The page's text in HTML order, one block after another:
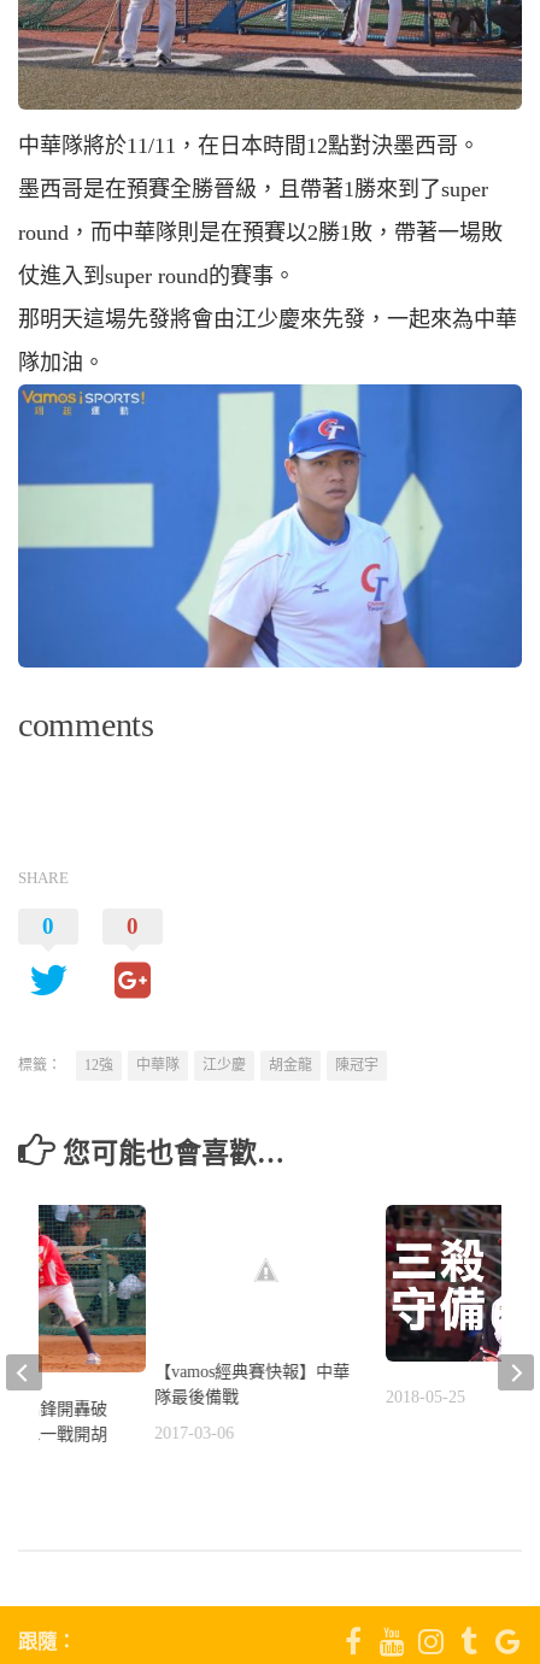
中華隊將於11/11，在日本時間12點對決墨西哥。
墨西哥是在預賽全勝晉級，且帶著1勝來到了super
round，而中華隊則是在預賽以2勝1敗，帶著一場敗
仗進入到super round的賽事。
那明天這場先發將會由江少慶來先發，一起來為中華
隊加油。
comments
SHARE
0 0
標籤： 12強 中華隊 江少慶 胡金龍 陳冠宇
您可能也會喜歡…
【vamos經典賽快報】中華
隊最後備戰
2017-03-06
2018-05-25
杜禹鋒開轟破
水一戰開胡
跟隨：